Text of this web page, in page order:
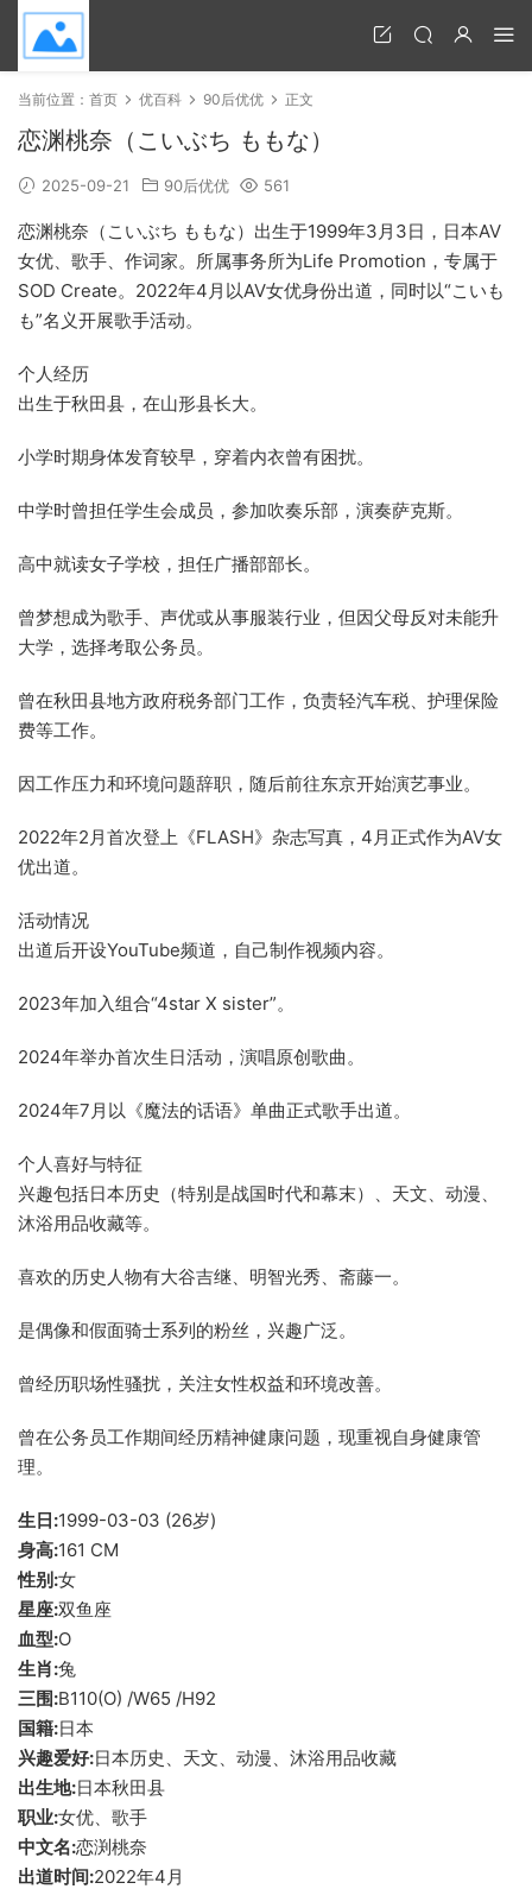
当前位置： 首页 优百科 90后优优 正文
恋渊桃奈（こいぶち ももな）
2025-09-21 90后优优 561
恋渊桃奈（こいぶち ももな）出生于1999年3月3日，日本AV
女优、歌手、作词家。所属事务所为Life Promotion，专属于
SOD Create。2022年4月以AV女优身份出道，同时以“こいも
も”名义开展歌手活动。
个人经历
出生于秋田县，在山形县长大。
小学时期身体发育较早，穿着内衣曾有困扰。
中学时曾担任学生会成员，参加吹奏乐部，演奏萨克斯。
高中就读女子学校，担任广播部部长。
曾梦想成为歌手、声优或从事服装行业，但因父母反对未能升
大学，选择考取公务员。
曾在秋田县地方政府税务部门工作，负责轻汽车税、护理保险
费等工作。
因工作压力和环境问题辞职，随后前往东京开始演艺事业。
2022年2月首次登上《FLASH》杂志写真，4月正式作为AV女
优出道。
活动情况
出道后开设YouTube频道，自己制作视频内容。
2023年加入组合“4star X sister”。
2024年举办首次生日活动，演唱原创歌曲。
2024年7月以《魔法的话语》单曲正式歌手出道。
个人喜好与特征
兴趣包括日本历史（特别是战国时代和幕末）、天文、动漫、
沐浴用品收藏等。
喜欢的历史人物有大谷吉继、明智光秀、斋藤一。
是偶像和假面骑士系列的粉丝，兴趣广泛。
曾经历职场性骚扰，关注女性权益和环境改善。
曾在公务员工作期间经历精神健康问题，现重视自身健康管
理。
生日:1999-03-03 (26岁)
身高:161 CM
性别:女
星座:双鱼座
血型:O
生肖:兔
三围:B110(O) /W65 /H92
国籍:日本
兴趣爱好:日本历史、天文、动漫、沐浴用品收藏
出生地:日本秋田县
职业:女优、歌手
中文名:恋渕桃奈
出道时间:2022年4月